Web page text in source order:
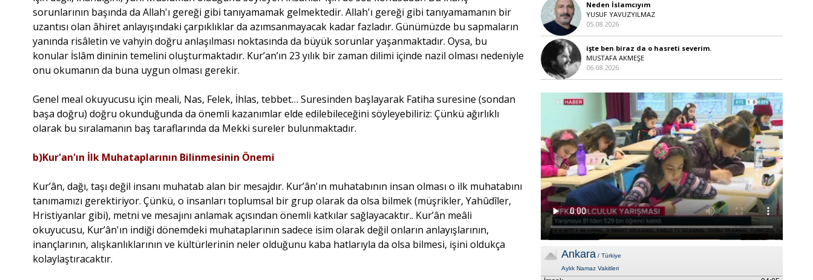
sorunlarının başında da Allah'ı gereği gibi tanıyamamak gelmektedir. Allah'ı gereği gibi tanıyamamanın bir
uzantısı olan âhiret anlayışındaki çarpıklıklar da azımsanmayacak kadar fazladır. Günümüzde bu sapmaların
yanında risâletin ve vahyin doğru anlaşılması noktasında da büyük sorunlar yaşanmaktadır. Oysa, bu
konular İslâm dininin temelini oluşturmaktadır. Kur’an’ın 23 yılık bir zaman dilimi içinde nazil olması nedeniyle
onu okumanın da buna uygun olması gerekir.
Genel meal okuyucusu için meali, Nas, Felek, İhlas, tebbet… Suresinden başlayarak Fatiha suresine (sondan
başa doğru) doğru okunduğunda da önemli kazanımlar elde edilebileceğini söyleyebiliriz: Çünkü ağırlıklı
olarak bu sıralamanın baş taraflarında da Mekki sureler bulunmaktadır.
b)Kur'an'ın İlk Muhataplarının Bilinmesinin Önemi
Kur’ân, dağı, taşı değil insanı muhatab alan bir mesajdır. Kur’ân'ın muhatabının insan olması o ilk muhatabını
tanımamızı gerektiriyor. Çünkü, o insanları toplumsal bir grup olarak da olsa bilmek (müşrikler, Yahûdîler,
Hristiyanlar gibi), metni ve mesajını anlamak açısından önemli katkılar sağlayacaktır.. Kur’ân meâli
okuyucusu, Kur’ân'ın indiği dönemdeki muhataplarının sadece isim olarak değil onların anlayışlarının,
inançlarının, alışkanlıklarının ve kültürlerinin neler olduğunu kaba hatlarıyla da olsa bilmesi, işini oldukça
kolaylaştıracaktır.
Neden İslamcıyım
YUSUF YAVUZYILMAZ
05.08.2026
işte ben biraz da o hasreti severim.
MUSTAFA AKMEŞE
06.08.2026